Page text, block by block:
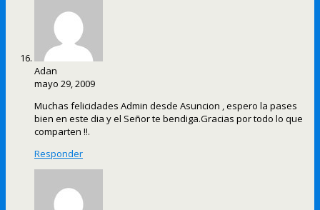
Adan
mayo 29, 2009
Muchas felicidades Admin desde Asuncion , espero la pases
bien en este dia y el Señor te bendiga.Gracias por todo lo que
comparten !!.
Responder